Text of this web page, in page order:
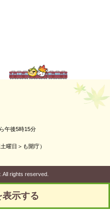
午後5時15分
曜日＞も開庁）
All rights reserved.
表示する